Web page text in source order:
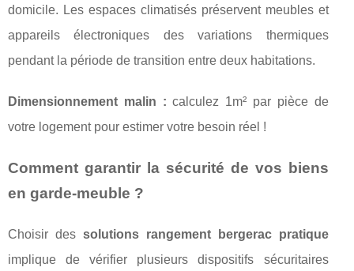
domicile. Les espaces climatisés préservent meubles et
appareils électroniques des variations thermiques
pendant la période de transition entre deux habitations.
Dimensionnement malin : calculez 1m² par pièce de
votre logement pour estimer votre besoin réel !
Comment garantir la sécurité de vos biens
en garde-meuble ?
Choisir des solutions rangement bergerac pratique
implique de vérifier plusieurs dispositifs sécuritaires